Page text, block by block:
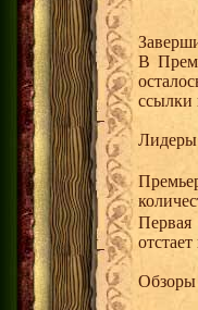
В
ссылки
Лидеры
Обзоры